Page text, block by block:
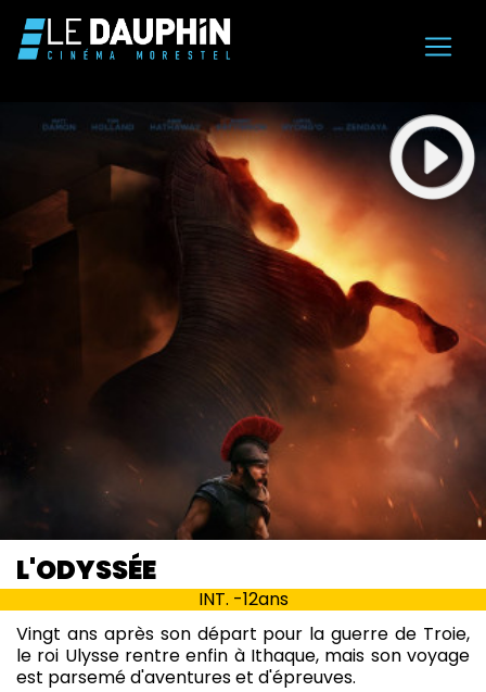
L'ODYSSÉE
INT. -12ans
Vingt ans après son départ pour la guerre de Troie,
le roi Ulysse rentre enfin à Ithaque, mais son voyage
est parsemé d'aventures et d'épreuves.